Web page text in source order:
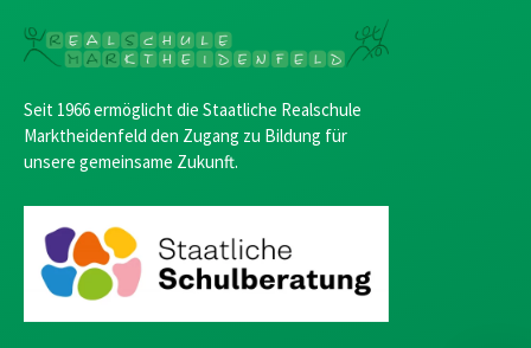
Seit 1966 ermöglicht die Staatliche Realschule
Marktheidenfeld den Zugang zu Bildung für
unsere gemeinsame Zukunft.